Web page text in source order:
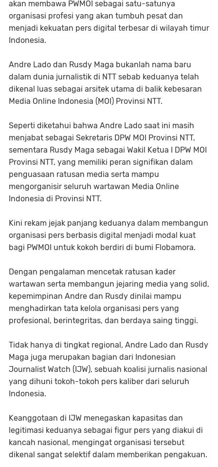
akan membawa PWMOI sebagai satu-satunya
organisasi profesi yang akan tumbuh pesat dan
menjadi kekuatan pers digital terbesar di wilayah timur
Indonesia.
Andre Lado dan Rusdy Maga bukanlah nama baru
dalam dunia jurnalistik di NTT sebab keduanya telah
dikenal luas sebagai arsitek utama di balik kebesaran
Media Online Indonesia (MOI) Provinsi NTT.
Seperti diketahui bahwa Andre Lado saat ini masih
menjabat sebagai Sekretaris DPW MOI Provinsi NTT,
sementara Rusdy Maga sebagai Wakil Ketua I DPW MOI
Provinsi NTT, yang memiliki peran signifikan dalam
penguasaan ratusan media serta mampu
mengorganisir seluruh wartawan Media Online
Indonesia di Provinsi NTT.
Kini rekam jejak panjang keduanya dalam membangun
organisasi pers berbasis digital menjadi modal kuat
bagi PWMOI untuk kokoh berdiri di bumi Flobamora.
Dengan pengalaman mencetak ratusan kader
wartawan serta membangun jejaring media yang solid,
kepemimpinan Andre dan Rusdy dinilai mampu
menghadirkan tata kelola organisasi pers yang
profesional, berintegritas, dan berdaya saing tinggi.
Tidak hanya di tingkat regional, Andre Lado dan Rusdy
Maga juga merupakan bagian dari Indonesian
Journalist Watch (IJW), sebuah koalisi jurnalis nasional
yang dihuni tokoh-tokoh pers kaliber dari seluruh
Indonesia.
Keanggotaan di IJW menegaskan kapasitas dan
legitimasi keduanya sebagai figur pers yang diakui di
kancah nasional, mengingat organisasi tersebut
dikenal sangat selektif dalam memberikan pengakuan.